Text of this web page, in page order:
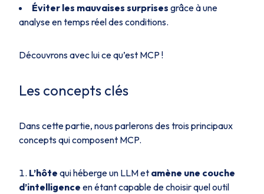
Éviter les mauvaises surprises grâce à une
analyse en temps réel des conditions.
Découvrons avec lui ce qu’est MCP !
Les concepts clés
Dans cette partie, nous parlerons des trois principaux
concepts qui composent MCP.
L’hôte qui héberge un LLM et amène une couche
d’intelligence en étant capable de choisir quel outil